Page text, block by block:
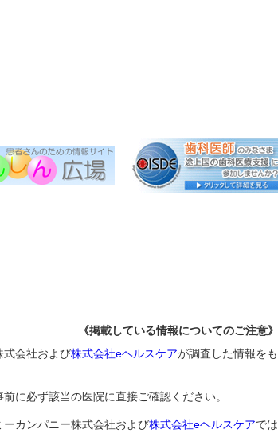
《掲載している情報についてのご注意》
式会社および株式会社eヘルスケアが調査した情報を
に必ず該当の医院に直接ご確認ください。
カンパニー株式会社および株式会社eヘルスケアで